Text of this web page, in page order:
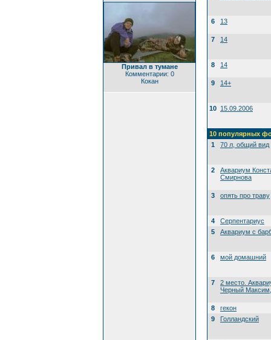
Привал в тумане
Комментарии: 0
Кокан
6 13
7 14
8 14
9 14+
10 15.09.2006
10 популярных
1
70 л, общий вид
2
Аквариум
Смирнова
3 опять про траву
4
Серпентариус
5
Аквариум с
6 мой домашний
7
2 место.
Черный Максим,
8
гекон
9
Голландский